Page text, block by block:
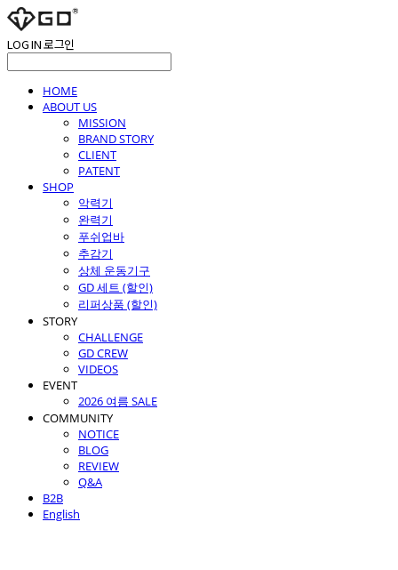
LOG IN로그인
HOME
ABOUT US
MISSION
BRAND STORY
CLIENT
PATENT
SHOP
악력기
완력기
푸쉬업바
추감기
상체 운동기구
GD 세트 (할인)
리퍼상품 (할인)
STORY
CHALLENGE
GD CREW
VIDEOS
EVENT
2026 여름 SALE
COMMUNITY
NOTICE
BLOG
REVIEW
Q&A
B2B
English